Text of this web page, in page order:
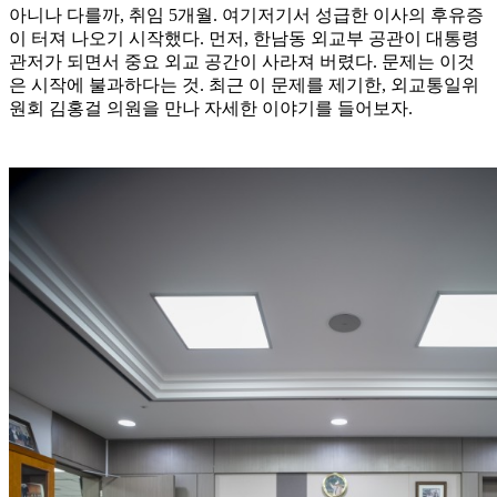
아니나 다를까, 취임 5개월. 여기저기서 성급한 이사의 후유증
이 터져 나오기 시작했다. 먼저, 한남동 외교부 공관이 대통령
관저가 되면서 중요 외교 공간이 사라져 버렸다. 문제는 이것
은 시작에 불과하다는 것. 최근 이 문제를 제기한, 외교통일위
원회 김홍걸 의원을 만나 자세한 이야기를 들어보자.